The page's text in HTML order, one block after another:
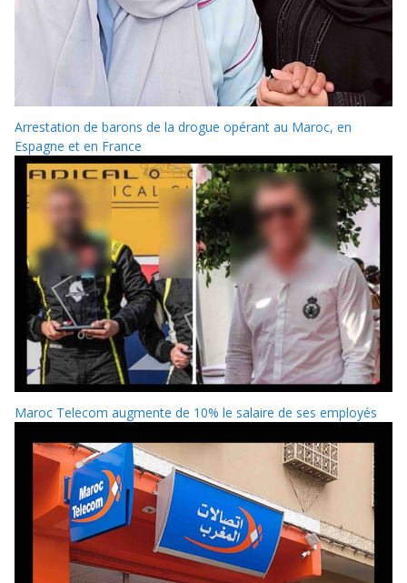
Arrestation de barons de la drogue opérant au Maroc, en
Espagne et en France
Maroc Telecom augmente de 10% le salaire de ses employés